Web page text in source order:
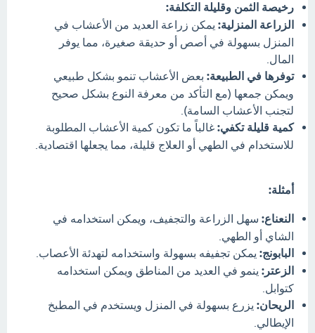
رخيصة الثمن وقليلة التكلفة:
الزراعة المنزلية: يمكن زراعة العديد من الأعشاب في
المنزل بسهولة في أصص أو حديقة صغيرة، مما يوفر
المال.
توفرها في الطبيعة: بعض الأعشاب تنمو بشكل طبيعي
ويمكن جمعها (مع التأكد من معرفة النوع بشكل صحيح
لتجنب الأعشاب السامة).
كمية قليلة تكفي: غالباً ما تكون كمية الأعشاب المطلوبة
للاستخدام في الطهي أو العلاج قليلة، مما يجعلها اقتصادية.
أمثلة:
النعناع: سهل الزراعة والتجفيف، ويمكن استخدامه في
الشاي أو الطهي.
البابونج: يمكن تجفيفه بسهولة واستخدامه لتهدئة الأعصاب.
الزعتر: ينمو في العديد من المناطق ويمكن استخدامه
كتوابل.
الريحان: يزرع بسهولة في المنزل ويستخدم في المطبخ
الإيطالي.